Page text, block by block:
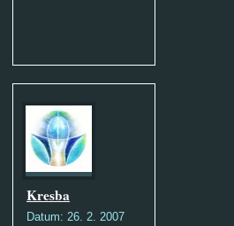
Kresba
Datum: 26. 2. 2007